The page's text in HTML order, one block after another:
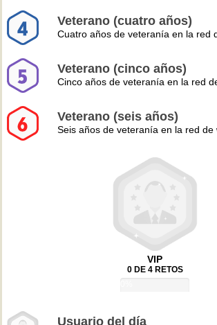
Veterano (cuatro años)
Cuatro años de veteranía en la red
Veterano (cinco años)
Cinco años de veteranía en la red
Veterano (seis años)
Seis años de veteranía en la red de
VIP
0 DE 4 RETOS
Usuario del día